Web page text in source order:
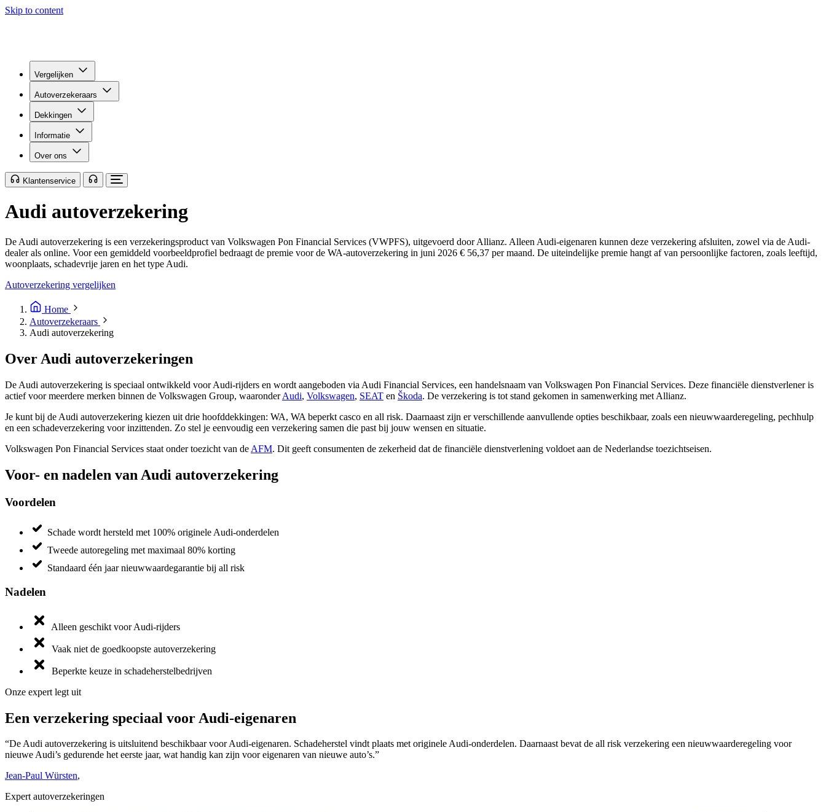
Skip to content
Vergelijken
Autoverzekeraars
Dekkingen
Informatie
Over ons
Klantenservice
Audi autoverzekering
De Audi autoverzekering is een verzekeringsproduct van Volkswagen Pon Financial Services (VWPFS), uitgevoerd door Allianz. Alleen Audi-eigenaren kunnen deze verzekering afsluiten, zowel via de Audi-
dealer als online. Voor een gemiddeld voorbeeldprofiel bedraagt de premie voor de WA-autoverzekering in juni 2026 € 56,37 per maand. De uiteindelijke premie hangt af van persoonlijke factoren, zoals leeftijd,
woonplaats, schadevrije jaren en het type Audi.
Autoverzekering vergelijken
Home
Autoverzekeraars
Audi autoverzekering
Over Audi autoverzekeringen
De Audi autoverzekering is speciaal ontwikkeld voor Audi-rijders en wordt aangeboden via Audi Financial Services, een handelsnaam van Volkswagen Pon Financial Services. Deze financiële dienstverlener is
actief voor meerdere merken binnen de Volkswagen Group, waaronderAudi, Volkswagen, SEAT en Škoda. De verzekering is tot stand gekomen in samenwerking met Allianz.
Je kunt bij de Audi autoverzekering kiezen uit drie hoofddekkingen: WA, WA beperkt casco en all risk. Daarnaast zijn er verschillende aanvullende opties beschikbaar, zoals een nieuwwaarderegeling, pechhulp
en een schadeverzekering voor inzittenden. Zo stel je eenvoudig een verzekering samen die past bij jouw wensen en situatie.
Volkswagen Pon Financial Services staat onder toezicht van de AFM. Dit geeft consumenten de zekerheid dat de financiële dienstverlening voldoet aan de Nederlandse toezichtseisen.
Voor- en nadelen van Audi autoverzekering
Voordelen
Schade wordt hersteld met 100% originele Audi-onderdelen
Tweede autoregeling met maximaal 80% korting
Standaard één jaar nieuwwaardegarantie bij all risk
Nadelen
Alleen geschikt voor Audi-rijders
Vaak niet de goedkoopste autoverzekering
Beperkte keuze in schadeherstelbedrijven
Onze expert legt uit
Een verzekering speciaal voor Audi-eigenaren
“De Audi autoverzekering is uitsluitend beschikbaar voor Audi-eigenaren. Schadeherstel vindt plaats met originele Audi-onderdelen. Daarnaast bevat de all risk verzekering een nieuwwaarderegeling voor
nieuwe Audi’s gedurende het eerste jaar, wat handig kan zijn voor eigenaren van nieuwe auto’s.”
Jean-Paul Würsten,
Expert autoverzekeringen